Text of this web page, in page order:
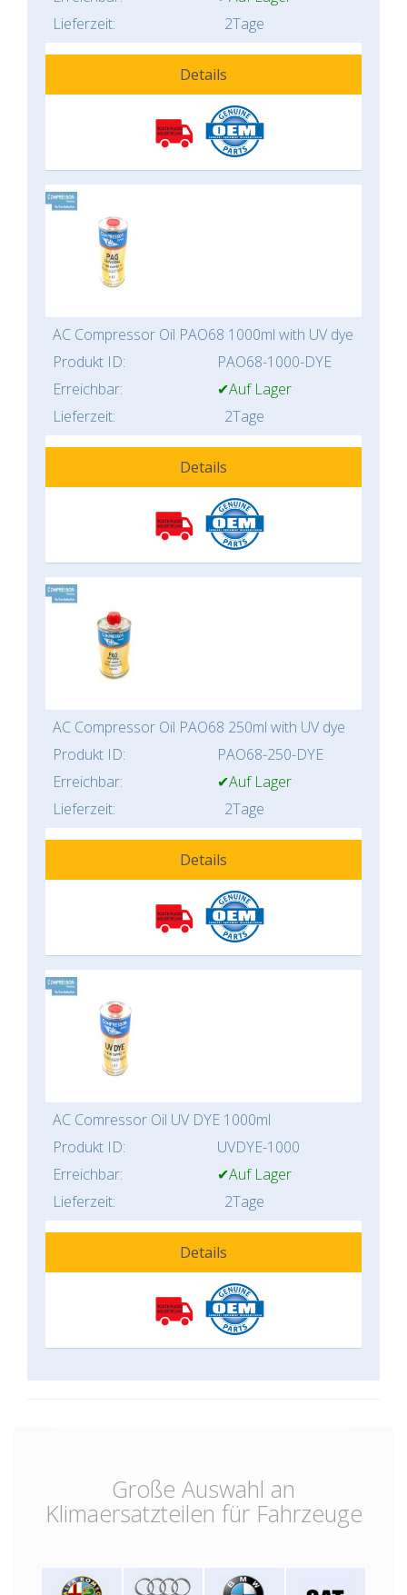
Lieferzeit:
2Tage
Details
AC Compressor Oil PAO68 1000ml with UV dye
Produkt ID:
PAO68-1000-DYE
Erreichbar:
✔Auf Lager
Lieferzeit:
2Tage
Details
AC Compressor Oil PAO68 250ml with UV dye
Produkt ID:
PAO68-250-DYE
Erreichbar:
✔Auf Lager
Lieferzeit:
2Tage
Details
AC Comressor Oil UV DYE 1000ml
Produkt ID:
UVDYE-1000
Erreichbar:
✔Auf Lager
Lieferzeit:
2Tage
Details
Große Auswahl an
Klimaersatzteilen für Fahrzeuge